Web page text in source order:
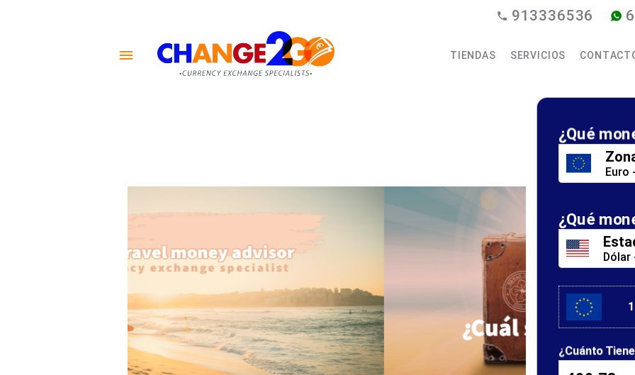
913336536
TIENDAS SERVICIOS
¿Qué
Euro
¿Qué
Dólar
¿Cuánto